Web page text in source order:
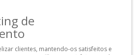
de
clientes, mantendo-os satisfeitos e